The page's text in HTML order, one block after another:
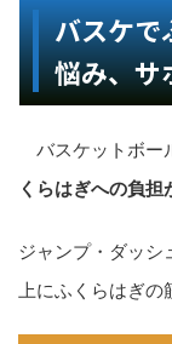
バスケ
悩み、サ
バスケットボー
くらはぎへの負担
ジャンプ・ダッシ
上にふくらはぎの